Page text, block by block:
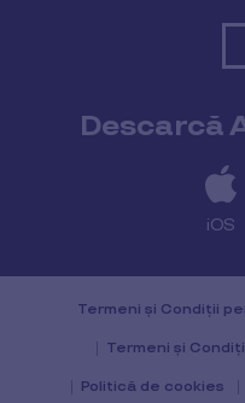
Descarcă
iOS
Termeni și Condiții
Termeni și
Politică de cookies